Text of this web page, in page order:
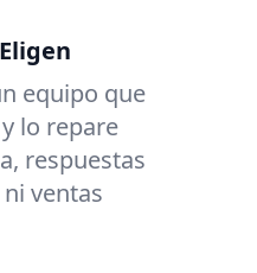
equipo que
lo repare
respuestas
ventas